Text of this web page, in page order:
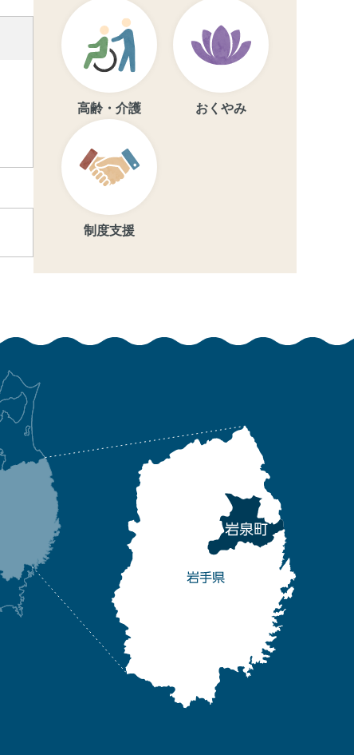
高齢・介護 おくやみ
制度支援